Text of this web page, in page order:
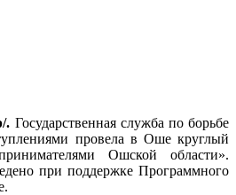
. Государственная служба по борьбе
провела в Оше круглый
Ошской области».
при поддержке Программного